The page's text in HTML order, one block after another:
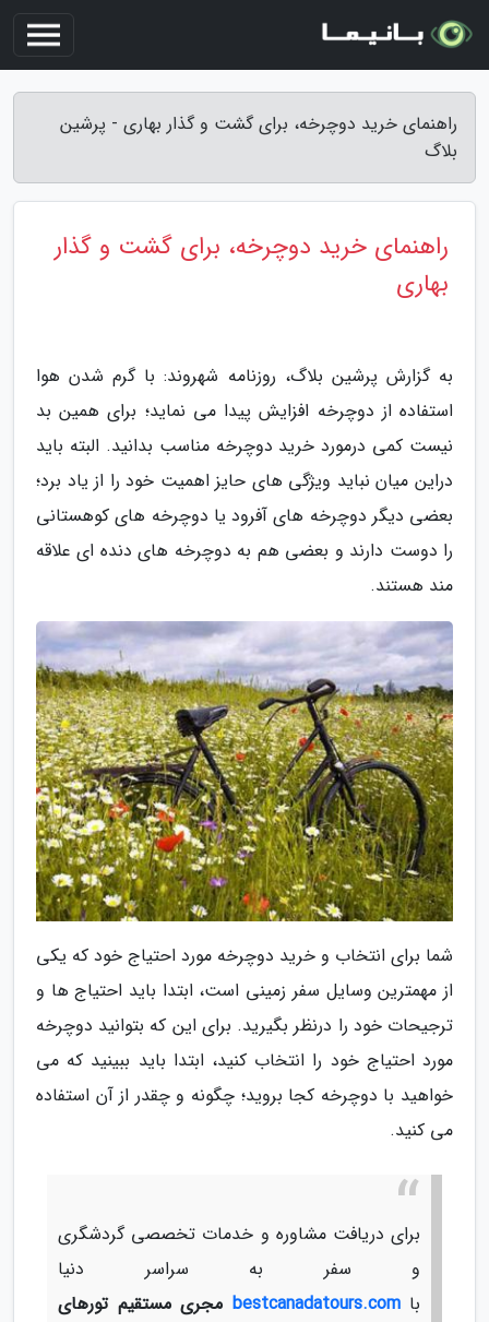
راهنمای خرید دوچرخه، برای گشت و گذار بهاری - پرشین
بلاگ
راهنمای خرید دوچرخه، برای گشت و گذار
بهاری
به گزارش پرشین بلاگ، روزنامه شهروند: با گرم شدن هوا
استفاده از دوچرخه افزایش پیدا می نماید؛ برای همین بد
نیست کمی درمورد خرید دوچرخه مناسب بدانید. البته باید
دراین میان نباید ویژگی های حایز اهمیت خود را از یاد برد؛
بعضی دیگر دوچرخه های آفرود یا دوچرخه های کوهستانی
را دوست دارند و بعضی هم به دوچرخه های دنده ای علاقه
مند هستند.
شما برای انتخاب و خرید دوچرخه مورد احتیاج خود که یکی
از مهمترین وسایل سفر زمینی است، ابتدا باید احتیاج ها و
ترجیحات خود را درنظر بگیرید. برای این که بتوانید دوچرخه
مورد احتیاج خود را انتخاب کنید، ابتدا باید ببینید که می
خواهید با دوچرخه کجا بروید؛ چگونه و چقدر از آن استفاده
می کنید.
برای دریافت مشاوره و خدمات تخصصی گردشگری
و سفر به سراسر دنیا
باbestcanadatours.com مجری مستقیم تورهای